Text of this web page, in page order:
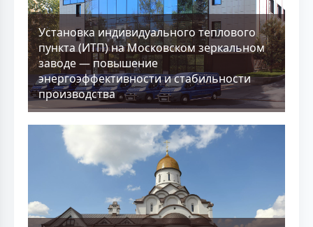
Установка индивидуального теплового
пункта (ИТП) на Московском зеркальном
заводе — повышение
энергоэффективности и стабильности
производства